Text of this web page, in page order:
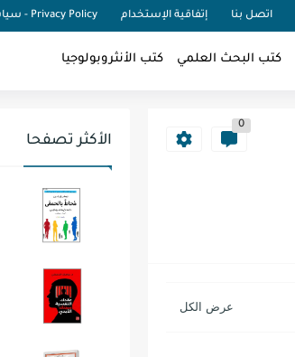
اتصل بنا إتفاقية الإستخدام Privacy Policy - سياسة الخصوصية
كتب البحث العلمي كتب الأنثروبولوجيا
0
الأكثر تصفحا